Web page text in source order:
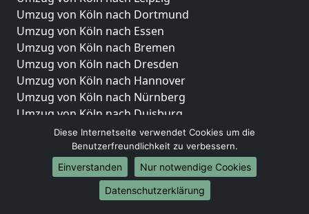
Umzug von Köln nach Dortmund
Umzug von Köln nach Essen
Umzug von Köln nach Bremen
Umzug von Köln nach Dresden
Umzug von Köln nach Hannover
Umzug von Köln nach Nürnberg
Umzug von Köln nach Duisburg
Umzug von Köln nach Bochum
Umzug von Köln nach Wuppertal
Umzug von Köln nach Bielefeld
Umzug von Köln nach Bonn
Umzug von Köln nach Münster
Diese Internetseite verwendet Cookies um die
Benutzerfreundlichkeit zu verbessern.
Einverstanden
Nur notwendige Cookies
Datenschutzerklärung